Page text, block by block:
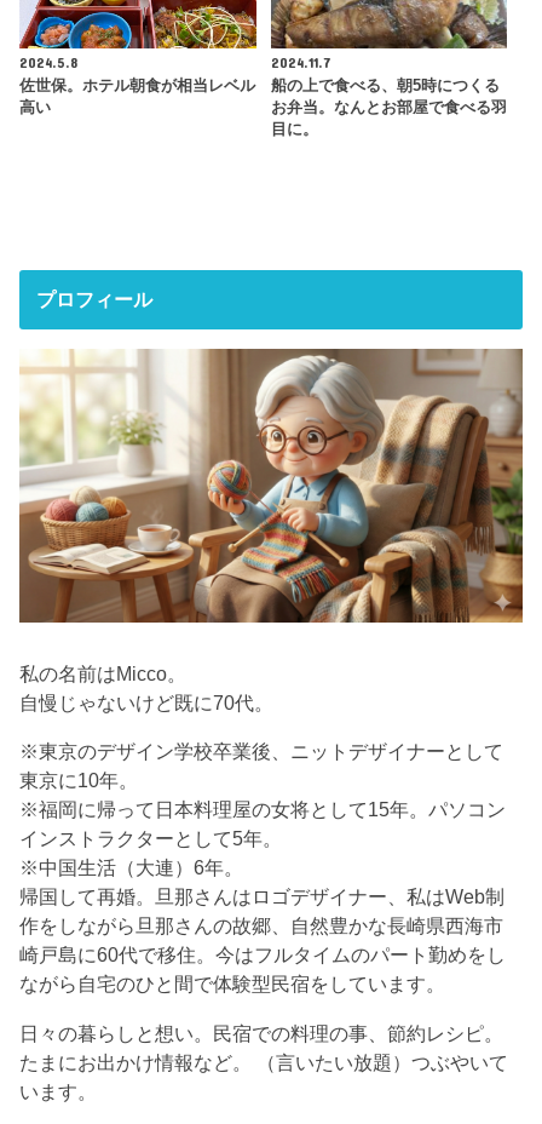
2024.5.8
佐世保。ホテル朝食が相当レベル
高い
2024.11.7
船の上で食べる、朝5時につくる
お弁当。なんとお部屋で食べる羽
目に。
プロフィール
私の名前はMicco。
自慢じゃないけど既に70代。
※東京のデザイン学校卒業後、ニットデザイナーとして
東京に10年。
※福岡に帰って日本料理屋の女将として15年。パソコン
インストラクターとして5年。
※中国生活（大連）6年。
帰国して再婚。旦那さんはロゴデザイナー、私はWeb制
作をしながら旦那さんの故郷、自然豊かな長崎県西海市
崎戸島に60代で移住。今はフルタイムのパート勤めをし
ながら自宅のひと間で体験型民宿をしています。
日々の暮らしと想い。民宿での料理の事、節約レシピ。
たまにお出かけ情報など。 （言いたい放題）つぶやいて
います。